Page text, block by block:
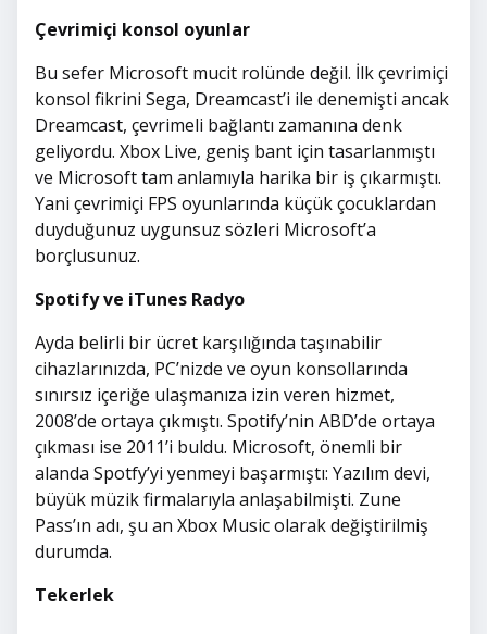
Çevrimiçi konsol oyunlar
Bu sefer Microsoft mucit rolünde değil. İlk çevrimiçi
konsol fikrini Sega, Dreamcast’i ile denemişti ancak
Dreamcast, çevrimeli bağlantı zamanına denk
geliyordu. Xbox Live, geniş bant için tasarlanmıştı
ve Microsoft tam anlamıyla harika bir iş çıkarmıştı.
Yani çevrimiçi FPS oyunlarında küçük çocuklardan
duyduğunuz uygunsuz sözleri Microsoft’a
borçlusunuz.
Spotify ve iTunes Radyo
Ayda belirli bir ücret karşılığında taşınabilir
cihazlarınızda, PC’nizde ve oyun konsollarında
sınırsız içeriğe ulaşmanıza izin veren hizmet,
2008’de ortaya çıkmıştı. Spotify’nin ABD’de ortaya
çıkması ise 2011’i buldu. Microsoft, önemli bir
alanda Spotfy’yi yenmeyi başarmıştı: Yazılım devi,
büyük müzik firmalarıyla anlaşabilmişti. Zune
Pass’ın adı, şu an Xbox Music olarak değiştirilmiş
durumda.
Tekerlek